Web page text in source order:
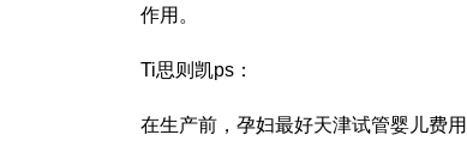
作用。
Ti思则凯ps：
在生产前，孕妇最好天津试管婴儿费用